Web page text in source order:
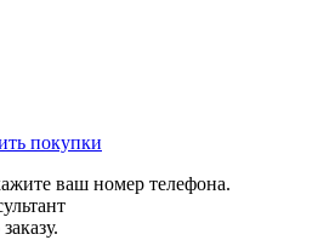
покупки
ваш номер телефона.